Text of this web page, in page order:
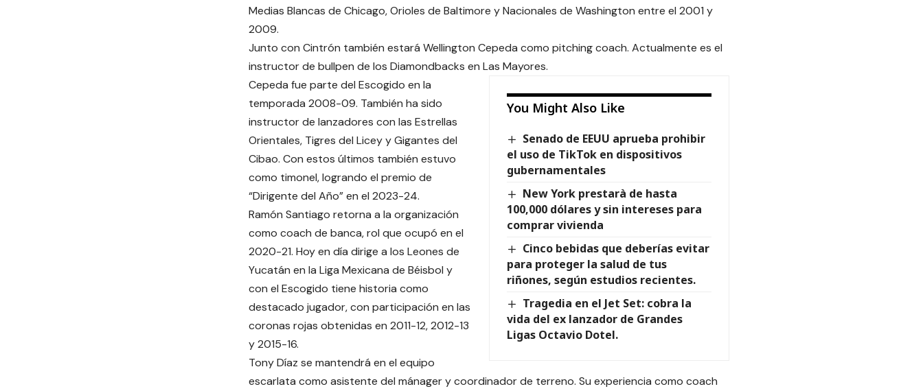
Medias Blancas de Chicago, Orioles de Baltimore y Nacionales de Washington entre el 2001 y
2009.
Junto con Cintrón también estará Wellington Cepeda como pitching coach. Actualmente es el
instructor de bullpen de los Diamondbacks en Las Mayores.
You Might Also Like
Senado de EEUU aprueba prohibir
el uso de TikTok en dispositivos
gubernamentales
New York prestarà de hasta
100,000 dólares y sin intereses para
comprar vivienda
Cinco bebidas que deberías evitar
para proteger la salud de tus
riñones, según estudios recientes.
Tragedia en el Jet Set: cobra la
vida del ex lanzador de Grandes
Ligas Octavio Dotel.
Cepeda fue parte del Escogido en la
temporada 2008-09. También ha sido
instructor de lanzadores con las Estrellas
Orientales, Tigres del Licey y Gigantes del
Cibao. Con estos últimos también estuvo
como timonel, logrando el premio de
“Dirigente del Año” en el 2023-24.
Ramón Santiago retorna a la organización
como coach de banca, rol que ocupó en el
2020-21. Hoy en día dirige a los Leones de
Yucatán en la Liga Mexicana de Béisbol y
con el Escogido tiene historia como
destacado jugador, con participación en las
coronas rojas obtenidas en 2011-12, 2012-13
y 2015-16.
Tony Díaz se mantendrá en el equipo
escarlata como asistente del mánager y coordinador de terreno. Su experiencia como coach